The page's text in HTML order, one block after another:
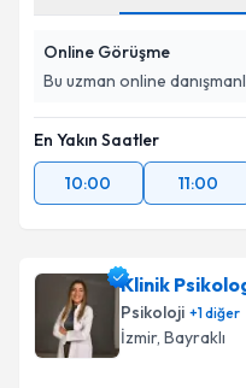
Online Görüşme
Bu uzman online
En Yakın Saatler
10:00
11:00
Klinik
Psikoloji +1diğer
İzmir, Bayraklı